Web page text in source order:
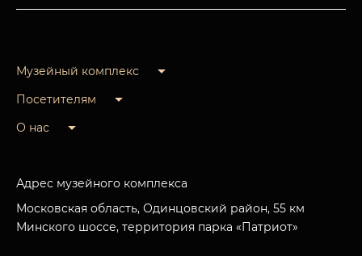
Музейный комплекс
Посетителям
О нас
Адрес музейного комплекса
Московская область, Одинцовский район, 55 км
Минского шоссе, территория парка «Патриот»